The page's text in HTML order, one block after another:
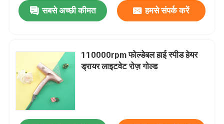
सबसे अच्छी कीमत हमसे संपर्क करें
110000rpm फोल्डेबल हाई स्पीड हेयर
ड्रायर लाइटवेट रोज़ गोल्ड